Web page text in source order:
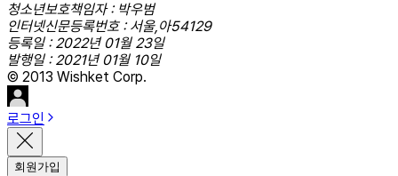
청소년보호책임자 : 박우범
인터넷신문등록번호 : 서울,아54129
등록일 : 2022년 01월 23일
발행일 : 2021년 01월 10일
© 2013 Wishket Corp.
로그인
회원가입